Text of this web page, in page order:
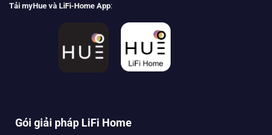
Tải myHue và LiFi-Home App:
Gói giải pháp LiFi Home